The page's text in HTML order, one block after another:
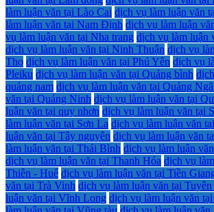
làm luận văn tại Lào Cai dịch vụ làm luận văn
làm luận văn tại Nam Định dịch vụ làm luận
vụ làm luận văn tại Nha trang dịch vụ làm luận
dịch vụ làm luận văn tại Ninh Thuận dịch vụ
Thọ dịch vụ làm luận văn tại Phú Yên dịch vụ
Pleiku dịch vụ làm luận văn tại Quảng bình
quảng nam dịch vụ làm luận văn tại Quảng
văn tại Quảng Ninh dịch vụ làm luận văn tại
luận văn tại quy nhơn dịch vụ làm luận văn tại
làm luận văn tại Sơn La dịch vụ làm luận văn
luận văn tại Tây nguyên dịch vụ làm luận văn
làm luận văn tại Thái Bình dịch vụ làm luận
dịch vụ làm luận văn tại Thanh Hóa dịch vụ
Thiên - Huế dịch vụ làm luận văn tại Tiền
văn tại Trà Vinh dịch vụ làm luận văn tại
luận văn tại Vĩnh Long dịch vụ làm luận văn